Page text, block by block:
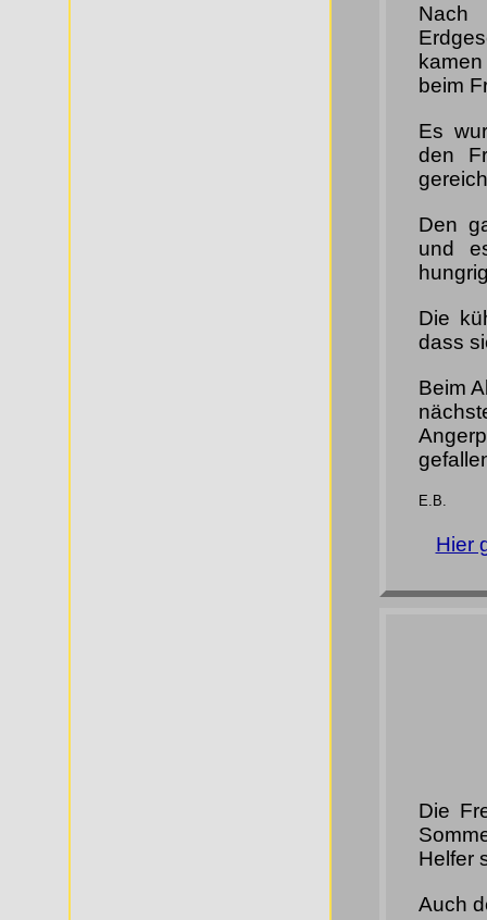
Nach
beim
Es
den
Den
und
Die
dass
Beim
E.B.
Hier
Die
Helfer
Auch